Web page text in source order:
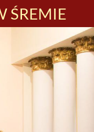
ŚREMIE